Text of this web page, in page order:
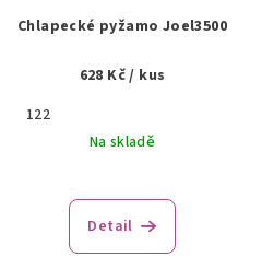
Chlapecké pyžamo Joel3500
628 Kč/ kus
122
Na skladě
Detail